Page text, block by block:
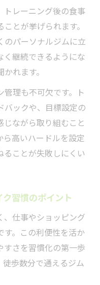
トレーニング後の食事
とが挙げられます。
のパーソナルジムに立
く継続できるようにな
れます。
管理も不可欠です。ト
バックや、目標設定の
ながら取り組むこと
高いハードルを設定
ることが失敗しにくい
習慣のポイント
、仕事やショッピング
す。この利便性を活か
すさを習慣化の第一歩
徒歩数分で通えるジム